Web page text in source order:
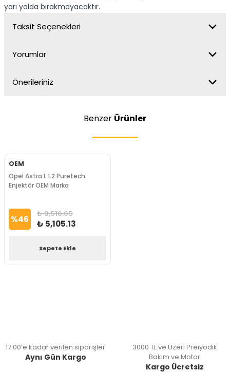
yarı yolda bırakmayacaktır.
Taksit Seçenekleri
Yorumlar
Önerileriniz
Benzer Ürünler
OEM
Opel Astra L 1.2 Puretech
Enjektör OEM Marka
%46 ₺ 9,516.65
₺ 5,105.13
Sepete Ekle
17:00’e kadar verilen siparişler
Aynı Gün Kargo
3000 TL ve Üzeri Preiyodik
Bakım ve Motor
Kargo Ücretsiz